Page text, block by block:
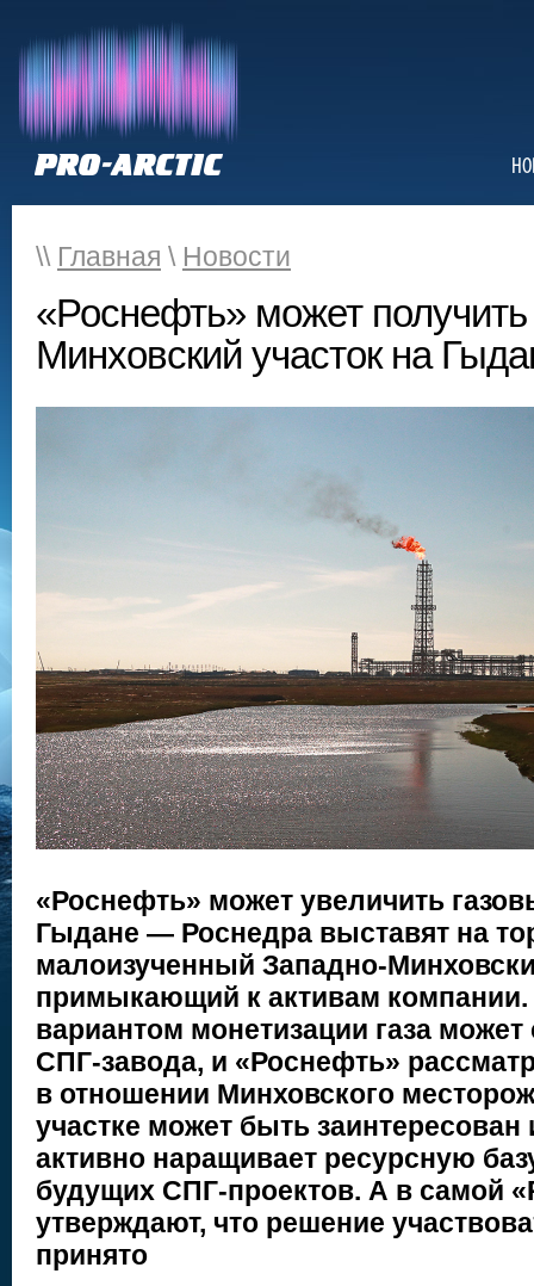
\\ Главная \ Новости
«Роснефть» может
Минховский участок на
«Роснефть» может увеличить
Гыдане — Роснедра выставят на
малоизученный Западно-
примыкающий к активам
вариантом монетизации газа может
СПГ-завода, и «Роснефть»
в отношении Минховского
участке может быть
активно наращивает ресурсную
будущих СПГ-проектов. А в самой
утверждают, что решение
принято